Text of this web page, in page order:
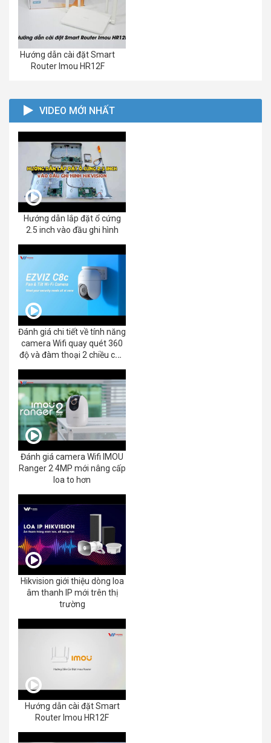
Hướng dẫn cài đặt Smart
Router Imou HR12F
VIDEO MỚI NHẤT
Hướng dẫn lắp đặt ổ cứng
2.5 inch vào đầu ghi hình
Đánh giá chi tiết về tính năng
camera Wifi quay quét 360
độ và đàm thoại 2 chiều của
Đánh giá camera Wifi IMOU
Ranger 2 4MP mới nâng cấp
loa to hơn
Hikvision giới thiệu dòng loa
âm thanh IP mới trên thị
trường
Hướng dẫn cài đặt Smart
Router Imou HR12F